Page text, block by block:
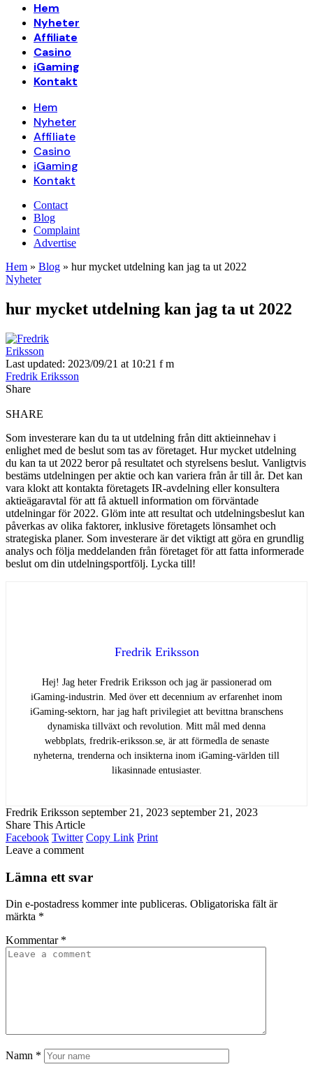
Hem
Nyheter
Affiliate
Casino
iGaming
Kontakt
Hem
Nyheter
Affiliate
Casino
iGaming
Kontakt
Contact
Blog
Complaint
Advertise
Hem » Blog » hur mycket utdelning kan jag ta ut 2022
Nyheter
hur mycket utdelning kan jag ta ut 2022
Last updated: 2023/09/21 at 10:21 f m
Fredrik Eriksson
Share
SHARE
Som investerare kan du ta ut utdelning från ditt aktieinnehav i
enlighet med de beslut som tas av företaget. Hur mycket utdelning
du kan ta ut 2022 beror på resultatet och styrelsens beslut. Vanligtvis
bestäms utdelningen per aktie och kan variera från år till år. Det kan
vara klokt att kontakta företagets IR-avdelning eller konsultera
aktieägaravtal för att få aktuell information om förväntade
utdelningar för 2022. Glöm inte att resultat och utdelningsbeslut kan
påverkas av olika faktorer, inklusive företagets lönsamhet och
strategiska planer. Som investerare är det viktigt att göra en grundlig
analys och följa meddelanden från företaget för att fatta informerade
beslut om din utdelningsportfölj. Lycka till!
Fredrik Eriksson
Hej! Jag heter Fredrik Eriksson och jag är passionerad om
iGaming-industrin. Med över ett decennium av erfarenhet inom
iGaming-sektorn, har jag haft privilegiet att bevittna branschens
dynamiska tillväxt och revolution. Mitt mål med denna
webbplats, fredrik-eriksson.se, är att förmedla de senaste
nyheterna, trenderna och insikterna inom iGaming-världen till
likasinnade entusiaster.
Fredrik Eriksson september 21, 2023 september 21, 2023
Share This Article
Facebook Twitter Copy Link Print
Leave a comment
Lämna ett svar
Din e-postadress kommer inte publiceras. Obligatoriska fält är
märkta *
Kommentar *
Namn *